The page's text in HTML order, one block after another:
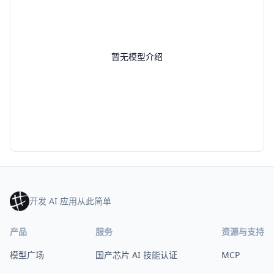
暂无模型介绍
开发 AI 应用从此简单
产品
模型广场
服务
国产芯片 AI 技能认证
资源与支持
MCP